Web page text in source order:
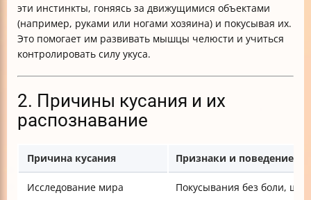
эти инстинкты, гоняясь за движущимися объектами
(например, руками или ногами хозяина) и покусывая их.
Это помогает им развивать мышцы челюсти и учиться
контролировать силу укуса.
2. Причины кусания и их
распознавание
Причина кусания Признаки и поведение
Исследование мира Покусывания без боли,